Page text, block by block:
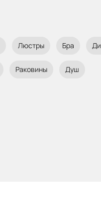
Люстры Бра
Раковины Душ